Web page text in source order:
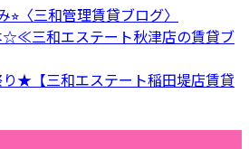
⭐︎〈三和管理賃貸ブログ〉
三和エステート秋津店の賃貸ブ
★【三和エステート稲田堤店賃貸